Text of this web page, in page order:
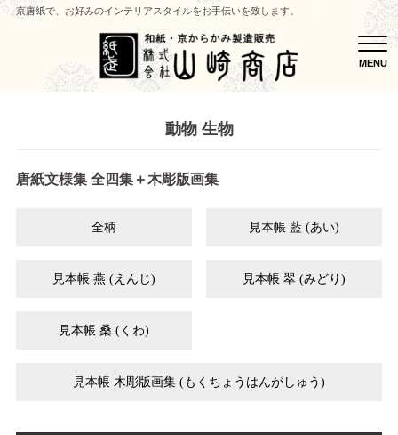
京唐紙で、お好みのインテリアスタイルをお手伝いを致します。
MENU
動物 生物
唐紙文様集 全四集＋木彫版画集
全柄 見本帳 藍 (あい)
見本帳 燕 (えんじ) 見本帳 翠 (みどり)
見本帳 桑 (くわ)
見本帳 木彫版画集 (もくちょうはんがしゅう)